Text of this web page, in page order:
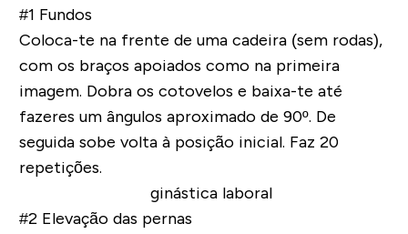
#1 Fundos
Coloca-te na frente de uma cadeira (sem rodas),
com os braços apoiados como na primeira
imagem. Dobra os cotovelos e baixa-te até
fazeres um ângulos aproximado de 90º. De
seguida sobe volta à posição inicial. Faz 20
repetições.
#2 Elevação das pernas